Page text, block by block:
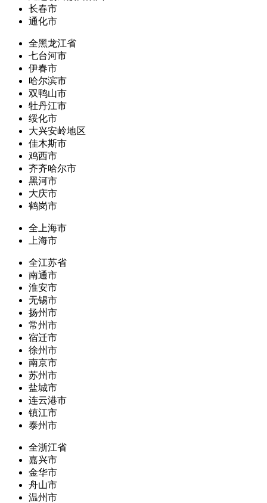
长春市
通化市
全黑龙江省
七台河市
伊春市
哈尔滨市
双鸭山市
牡丹江市
绥化市
大兴安岭地区
佳木斯市
鸡西市
齐齐哈尔市
黑河市
大庆市
鹤岗市
全上海市
上海市
全江苏省
南通市
淮安市
无锡市
扬州市
常州市
宿迁市
徐州市
南京市
苏州市
盐城市
连云港市
镇江市
泰州市
全浙江省
嘉兴市
金华市
舟山市
温州市